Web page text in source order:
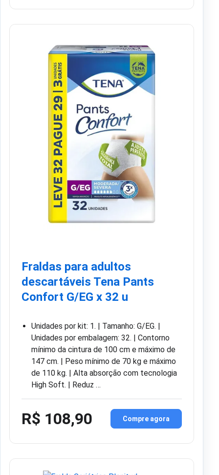
Fraldas para adultos
descartáveis Tena Pants
Confort G/EG x 32 u
Unidades por kit: 1. | Tamanho: G/EG. |
Unidades por embalagem: 32. | Contorno
mínimo da cintura de 100 cm e máximo de
147 cm. | Peso mínimo de 70 kg e máximo
de 110 kg. | Alta absorção com tecnologia
High Soft. | Reduz …
R$ 108,90 Compre agora